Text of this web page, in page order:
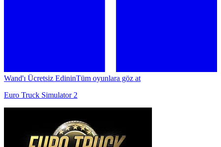
Wand'ı Ücretsiz EdininTüm oyunlara göz at
Euro Truck Simulator 2